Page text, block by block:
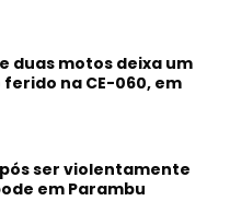
duas motos deixa um
na CE-060, em
ser violentamente
em Parambu